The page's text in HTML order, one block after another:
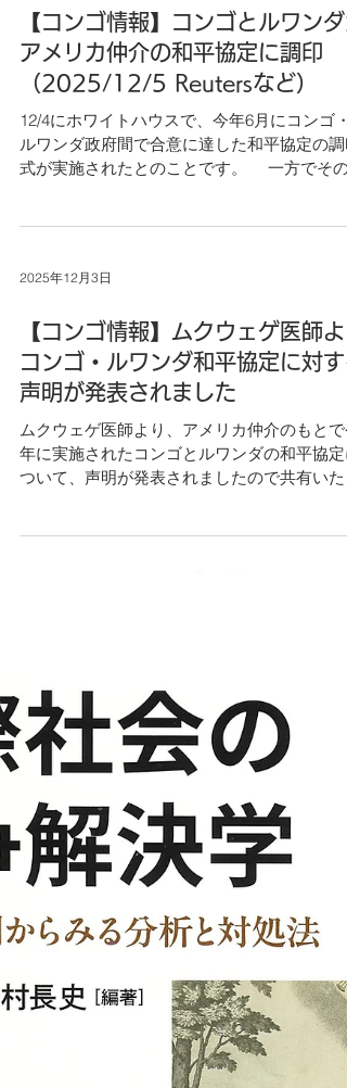
ルで」「資源の心配がなく」「すべての人が
加でき」「心もモノも豊かで」「雇用のある
会」を「プラチナ社会」と定義し、理念の形
普及・人財育成・社会実装を目的に、全国の
学・高校生を対象にプラチナ社会の実現に寄
する「未来人財」の育成を実施し、2013年か
毎年開催しています。今年度は華井代表が講
【コンゴ情報】コンゴとルワンダ
アメリカ仲介の和平協定に調印
（2025/12/5 Reutersなど）
12/4にホワイトハウスで、今年6月にコンゴ・
ルワンダ政府間で合意に達した和平協定の調
式が実施されたとのことです。 一方でその
います。 また、和平協定を仲介しているア
大への野心を隠しておらず、今後の展開を注
深く見守る必要があります。 記事リンク：
https://jp.reuters.com/world/us/
N7LPVX6645A3WJ4-2025-12-04/
2025年12月3日
【コンゴ情報】ムクウェゲ医師よ
コンゴ・ルワンダ和平協定に対す
声明が発表されました
ムクウェゲ医師より、アメリカ仲介のもとで
年に実施されたコンゴとルワンダの和平協定
ついて、声明が発表されましたので共有いた
ったプロセスを進めること、国際社会の強力
制裁を実行すること、和平のプロセスにコン
住民の意見を反映させること、などを求めて
ます。 ＊英語で掲載されています
sts/statement-on-the-washington-and-doha-
processes-jeopardizing-the-future-of-the-
dr/1387137952782021/